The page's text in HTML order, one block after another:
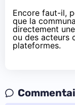
Encore faut-il,
que la
directement
ou des acteurs
plateformes.